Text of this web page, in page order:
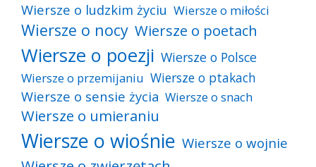
Wiersze o ludzkim życiu Wiersze o miłości
Wiersze o nocy Wiersze o poetach
Wiersze o poezji Wiersze o Polsce
Wiersze o przemijaniu Wiersze o ptakach
Wiersze o sensie życia Wiersze o snach
Wiersze o umieraniu
Wiersze o wiośnie Wiersze o wojnie